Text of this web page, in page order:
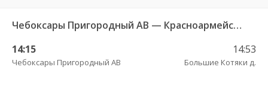
Чебоксары Пригородный АВ — Красноармейское с. ДКП 121
14:15
Чебоксары Пригородный АВ
14:53
Большие Котяки д.